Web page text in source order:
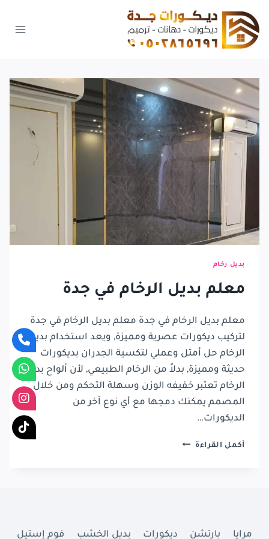
إلى
المحتوى
بديل رخام
معلم بديل الرخام في جدة
معلم بديل الرخام في جدة معلم بديل الرخام في جدة
لتركيب ديكورات عصرية ومميزة, ويعد استخدام بديل
الرخام حل أمثل وعملي لتكسية الجدران بديكورات
حديثة ومميزة, بدلاً من الرخام الطبيعي, لأن ألواح بديل
الرخام تعتبر خفيفه الوزن وسهلة التحكم ومن خلال
المصمم يمكنك دمجها مع أي نوع آخر من
الديكورات…
أكمل القراءة معلم
مرايا بارتشن ديكورات بديل الخشب فوم إستيل